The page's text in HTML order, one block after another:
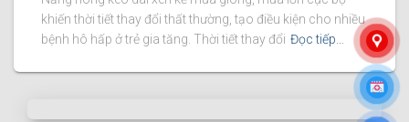
khiến thời tiết thay đổi thất thường, tạo điều kiện cho nhiều
bệnh hô hấp ở trẻ gia tăng. Thời tiết thay đổi Đọc tiếp…